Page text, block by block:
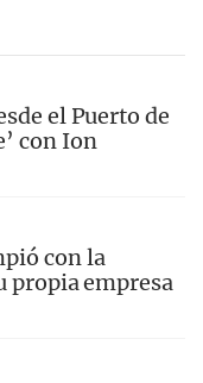
el Puerto de
con Ion
con la
propia empresa